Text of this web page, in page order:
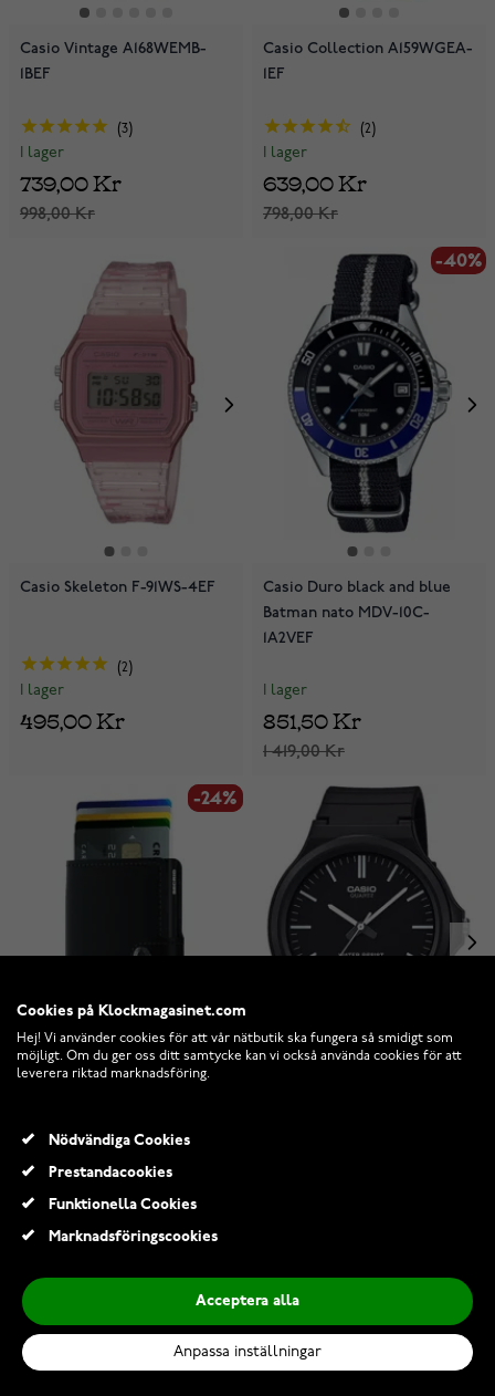
Casio Vintage A168WEMB-
1BEF
3
I lager
998,00 Kr
739,00 Kr
Casio Collection A159WGEA-
1EF
2
I lager
798,00 Kr
639,00 Kr
Casio Skeleton F-91WS-4EF
2
I lager
495,00 Kr
-40%
Casio Duro black and blue
Batman nato MDV-10C-
1A2VEF
I lager
1 419,00 Kr
851,50 Kr
-24%
-24%
Black
I lager
790,00 Kr 539,00 Kr
-27% -18%
-18%
Cookies på Klockmagasinet.com
Hej! Vi använder cookies för att vår nätbutik ska fungera så smidigt som
möjligt. Om du ger oss ditt samtycke kan vi också använda cookies för att
leverera riktad marknadsföring.
Nödvändiga Cookies
Prestandacookies
Funktionella Cookies
Marknadsföringscookies
Acceptera alla
Anpassa inställningar